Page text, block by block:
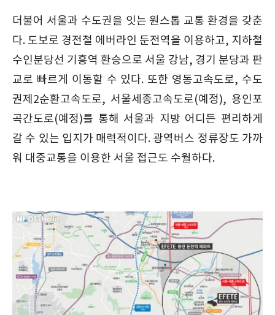
더불어 서울과 수도권을 잇는 원스톱 교통 환경을 갖춘
다. 도보로 경전철 에버라인 둔전역을 이용하고, 지하철
수인분당선 기흥역 환승으로 서울 강남, 경기 분당과 판
교로 빠르게 이동할 수 있다. 또한 영동고속도로, 수도
권제2순환고속도로, 서울세종고속도로(예정), 용인포
곡간도로(예정)를 통해 서울과 지방 어디든 편리하게
갈 수 있는 입지가 매력적이다. 광역버스 정류장도 가까
워 대중교통을 이용한 서울 접근도 수월하다.